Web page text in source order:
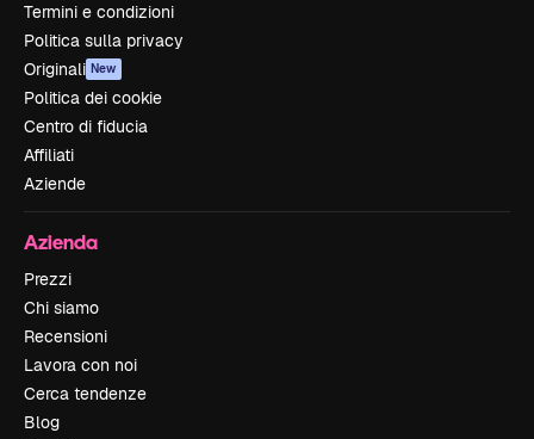
Termini e condizioni
Politica sulla privacy
Originali New
Politica dei cookie
Centro di fiducia
Affiliati
Aziende
Azienda
Prezzi
Chi siamo
Recensioni
Lavora con noi
Cerca tendenze
Blog